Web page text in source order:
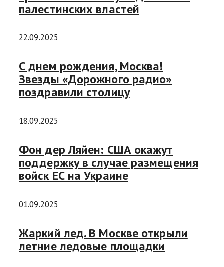
палестинских властей
22.09.2025
С днем рождения, Москва!
Звезды «Дорожного радио»
поздравили столицу
18.09.2025
Фон дер Ляйен: США окажут
поддержку в случае размещения
войск ЕС на Украине
01.09.2025
Жаркий лед. В Москве открыли
летние ледовые площадки